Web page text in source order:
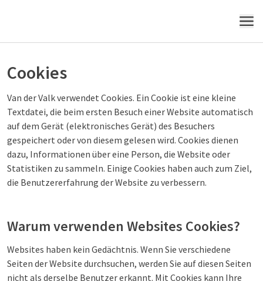
MENÜ
Cookies
Van der Valk verwendet Cookies. Ein Cookie ist eine kleine
Textdatei, die beim ersten Besuch einer Website automatisch
auf dem Gerät (elektronisches Gerät) des Besuchers
gespeichert oder von diesem gelesen wird. Cookies dienen
dazu, Informationen über eine Person, die Website oder
Statistiken zu sammeln. Einige Cookies haben auch zum Ziel,
die Benutzererfahrung der Website zu verbessern.
Warum verwenden Websites Cookies?
Websites haben kein Gedächtnis. Wenn Sie verschiedene
Seiten der Website durchsuchen, werden Sie auf diesen Seiten
nicht als derselbe Benutzer erkannt. Mit Cookies kann Ihre